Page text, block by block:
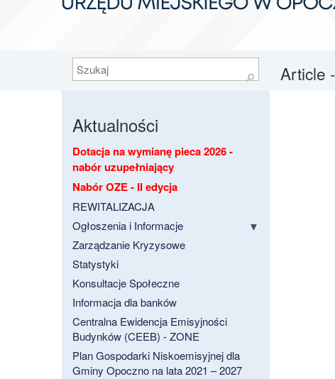
Szukaj
⚲ Article
Aktualności
Dotacja na wymianę pieca 2026 -
nabór uzupełniający
Nabór OZE - II edycja
REWITALIZACJA
Ogłoszenia i Informacje
Zarządzanie Kryzysowe
Statystyki
Konsultacje Społeczne
Informacja dla banków
Centralna Ewidencja Emisyjności
Budynków (CEEB) - ZONE
Plan Gospodarki Niskoemisyjnej dla
Gminy Opoczno na lata 2021 – 2027